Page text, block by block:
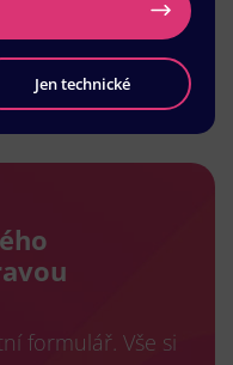
formulář. Vše si
Jen technické